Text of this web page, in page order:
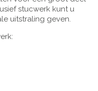
stucwerk kunt u
uitstraling geven.